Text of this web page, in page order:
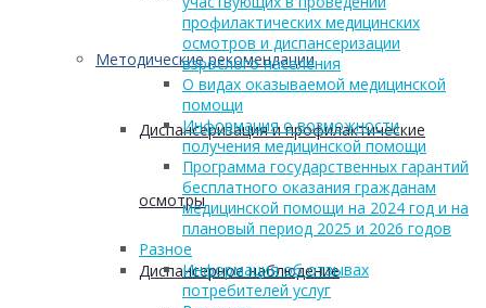
Методические рекомендации
Диспансеризация и профилактические
осмотры
Диспансерное наблюдение
профилактических медицинских
осмотров и диспансеризации
взрослого населения
О видах оказываемой медицинской
помощи
Информация о возможности
получения медицинской помощи
Программа государственных гарантий
бесплатного оказания гражданам
медицинской помощи на 2024 год и на
плановый период 2025 и 2026 годов
Разное
Информация об отзывах
потребителей услуг